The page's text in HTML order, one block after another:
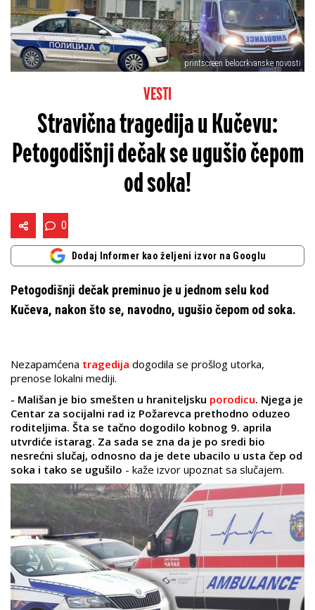
printscreen belocrkvanske novosti
VESTI
Stravična tragedija u Kučevu:
Petogodišnji dečak se ugušio čepom
od soka!
0
Dodaj Informer kao željeni izvor na Googlu
Petogodišnji dečak preminuo je u jednom selu kod
Kučeva, nakon što se, navodno, ugušio čepom od soka.
Nezapamćena tragedija dogodila se prošlog utorka,
prenose lokalni mediji.
- Mališan je bio smešten u hraniteljsku porodicu. Njega je
Centar za socijalni rad iz Požarevca prethodno oduzeo
roditeljima. Šta se tačno dogodilo kobnog 9. aprila
utvrdiće istarag. Za sada se zna da je po sredi bio
nesrećni slučaj, odnosno da je dete ubacilo u usta čep od
soka i tako se ugušilo - kaže izvor upoznat sa slučajem.